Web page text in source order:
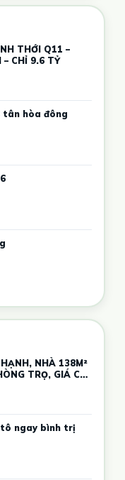
THỚI Q11 –
– CHỈ 9.6 TỶ
tân hòa đông
NHÀ 138M²
TRỌ, GIÁ CHỈ
tô ngay bình trị